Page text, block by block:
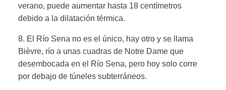
verano, puede aumentar hasta 18 centímetros
debido a la dilatación térmica.
8. El Río Sena no es el único, hay otro y se llama
Bièvre, río a unas cuadras de Notre Dame que
desembocada en el Río Sena, pero hoy solo corre
por debajo de túneles subterráneos.